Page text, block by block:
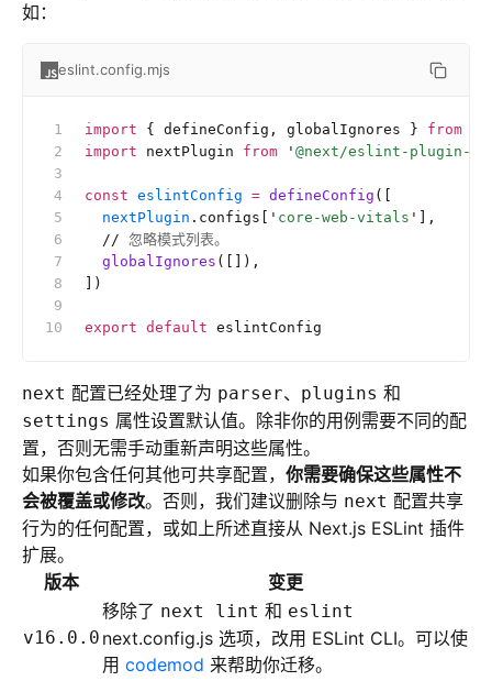
如：
eslint.config.mjs
import { defineConfig, globalIgnores } from
import nextPlugin from ' @next/eslint-plugin-
const eslintConfig = defineConfig ([
  nextPlugin
.configs[ ' core-web-vitals '
],
  //
忽略模式列表。
  globalIgnores
([]),
])
export default eslintConfig
next 配置已经处理了为 parser、 plugins 和
settings 属性设置默认值。除非你的用例需要不同的配
置，否则无需手动重新声明这些属性。
如果你包含任何其他可共享配置， 你需要确保这些属性不
会被覆盖或修改。否则，我们建议删除与 next 配置共享
行为的任何配置，或如上所述直接从 Next.js ESLint 插件
扩展。
版本
变更
v16.0.0
移除了 next lint 和 eslint
next.config.js 选项，改用 ESLint CLI。可以使
用 codemod 来帮助你迁移。